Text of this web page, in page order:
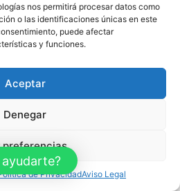
nos permitirá procesar datos como
o las identificaciones únicas en este
puede afectar
y funciones.
Aceptar
Denegar
preferencias
de PrivacidadAviso Legal